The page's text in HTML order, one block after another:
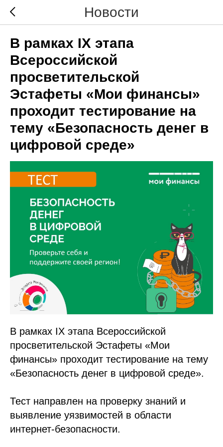
Новости
В рамках IX этапа
Всероссийской
просветительской
Эстафеты «Мои финансы»
проходит тестирование на
тему «Безопасность денег в
цифровой среде»
В рамках IX этапа Всероссийской
просветительской Эстафеты «Мои
финансы» проходит тестирование на тему
«Безопасность денег в цифровой среде».
Тест направлен на проверку знаний и
выявление уязвимостей в области
интернет-безопасности.